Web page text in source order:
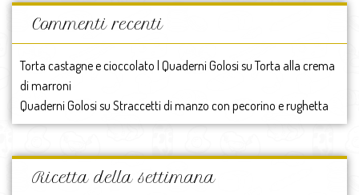
Commenti recenti
Torta castagne e cioccolato | Quaderni Golosi suTorta alla crema
di marroni
Quaderni Golosi su Straccetti di manzo con pecorino e rughetta
Ricetta della settimana